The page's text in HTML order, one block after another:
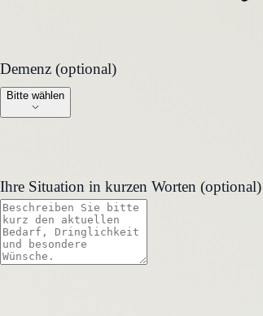
Demenz (optional)
Demenz (optional)
Bitte wählen
Ihre Situation in kurzen Worten (optional)